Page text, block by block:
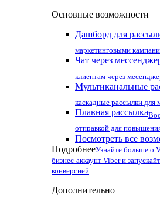
Основные возможности
Дашборд для
маркетинговыми
Чат через
клиентам через
Мультиканальные
каскадные рассылки для
Плавная рассылка
отправкой для
Посмотреть все
ПодробнееУзнайте больше о
бизнес-аккаунт Viber и
конверсией
Дополнительно